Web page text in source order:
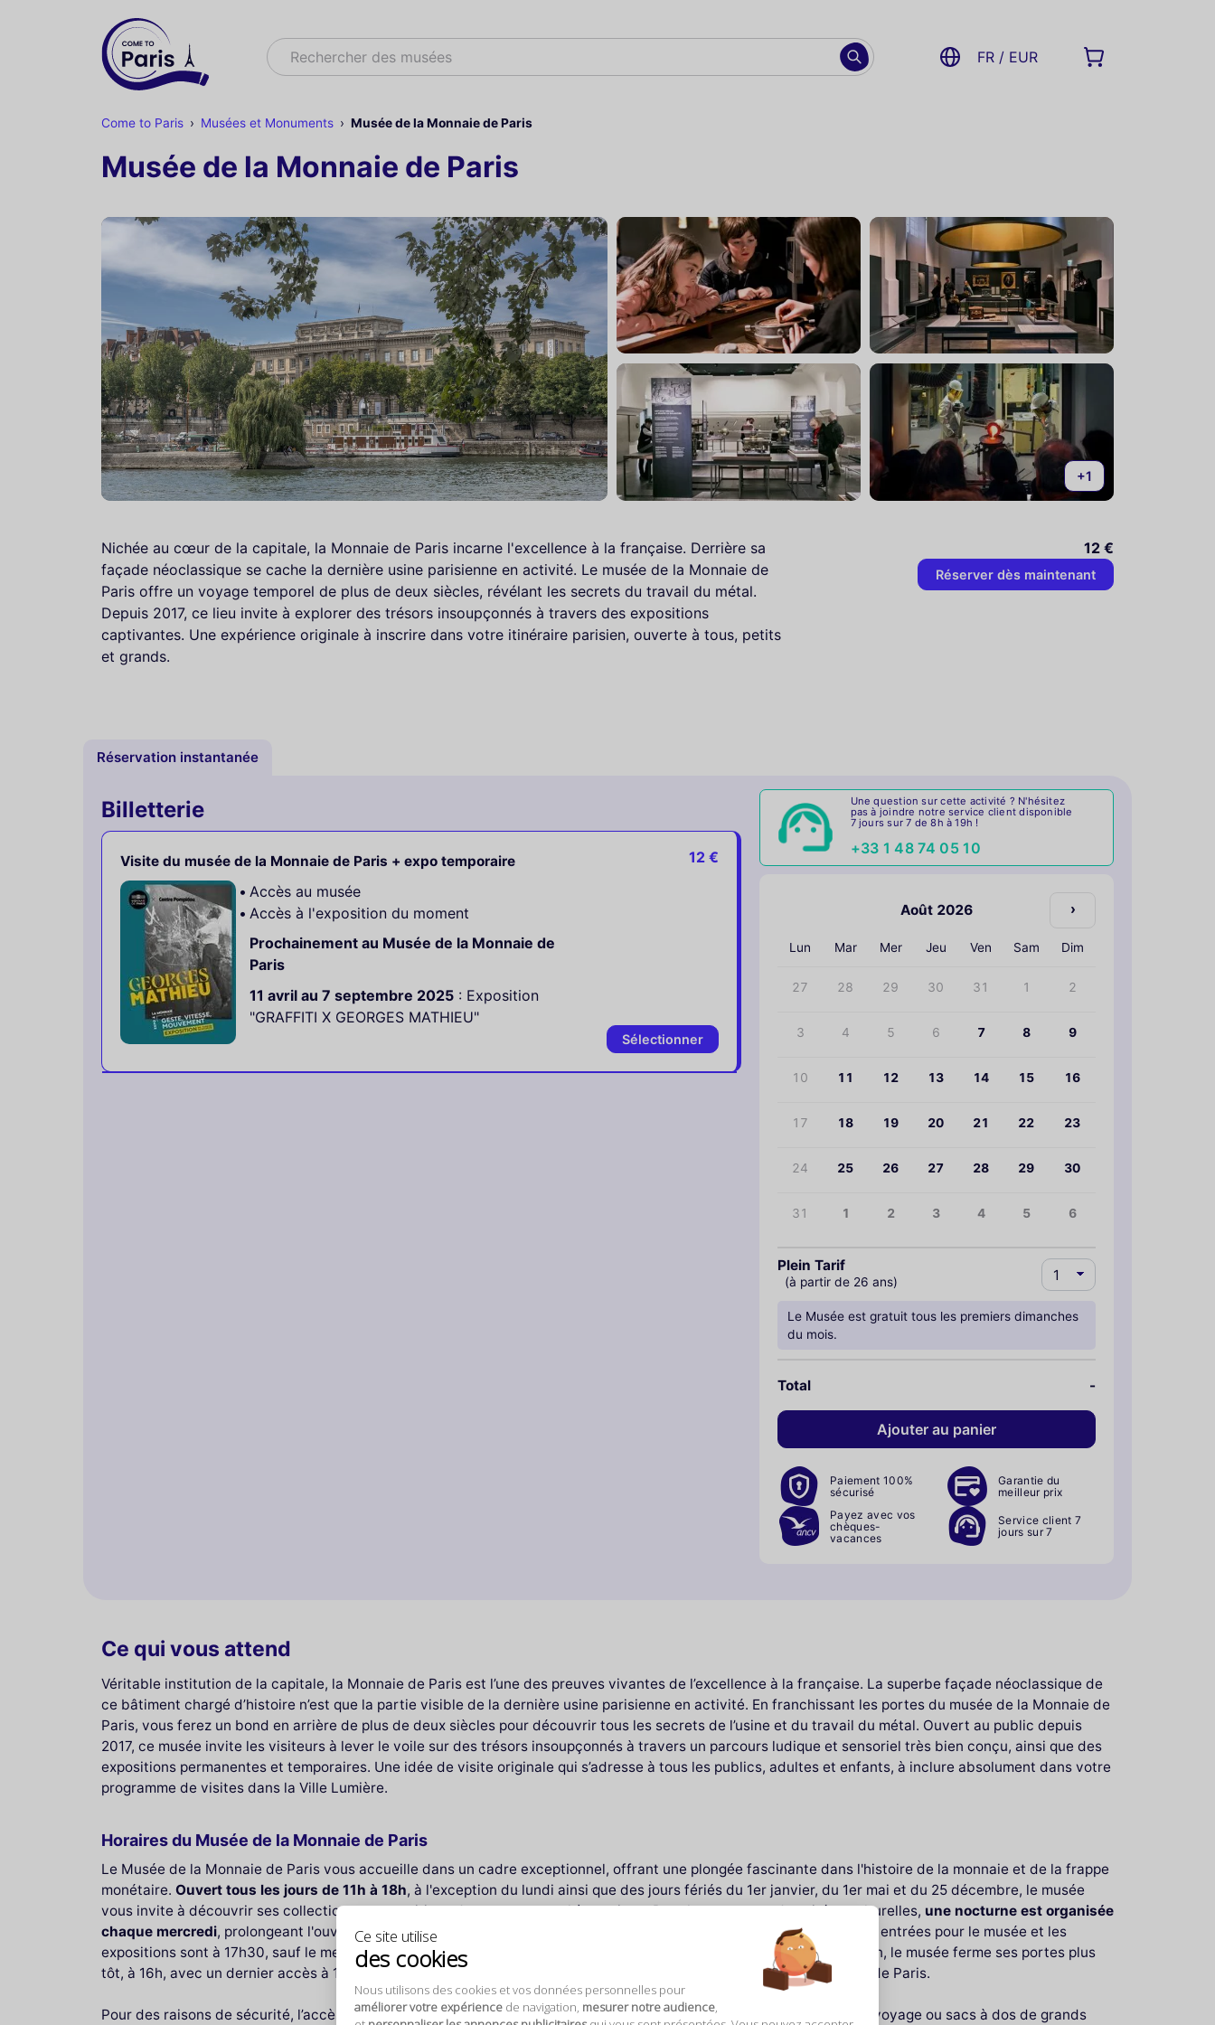
Ce site utilise
des cookies
Nous utilisons des cookies et vos données personnelles pour
améliorer votre expérience de navigation, mesurer notre audience,
Rechercher
Rechercher des musée FR / EUR
Come to Paris Musées et Monuments Musée de la Monnaie de Paris
Musée de la Monnaie de Paris
+1
Nichée au cœur de la capitale, la Monnaie de Paris incarne l'excellence à la française. Derrière sa
façade néoclassique se cache la dernière usine parisienne en activité. Le musée de la Monnaie de
Paris offre un voyage temporel de plus de deux siècles, révélant les secrets du travail du métal.
Depuis 2017, ce lieu invite à explorer des trésors insoupçonnés à travers des expositions
captivantes. Une expérience originale à inscrire dans votre itinéraire parisien, ouverte à tous, petits
et grands.
12 €
Réserver dès maintenant
Une question sur cette activité ? N'hésitez
pas à joindre notre service client disponible
7 jours sur 7 de 8h à 19h !
+33 1 48 74 05 10
Réservation instantanée
Billetterie
Visite du musée de la Monnaie de Paris + expo temporaire
Accès au musée
Accès à l'exposition du moment
Prochainement au Musée de la Monnaie de
Paris
11 avril au 7 septembre 2025 : Exposition
"GRAFFITI X GEORGES MATHIEU"
12 €
Sélectionner
Août 2026 ›
Lun Mar Mer Jeu Ven Sam Dim
27 28 29 30 31 1 2
3 4 5 6 7 8 9
10 11 12 13 14 15 16
17 18 19 20 21 22 23
24 25 26 27 28 29 30
31 1 2 3 4 5 6
Plein Tarif
(à partir de 26 ans)
Le Musée est gratuit tous les premiers dimanches
du mois.
Total -
Ajouter au panier
Paiement 100%
sécurisé
Garantie du
meilleur prix
Payez avec vos
chèques-
vacances
Service client 7
jours sur 7
Ce qui vous attend
Véritable institution de la capitale, la Monnaie de Paris est l’une des preuves vivantes de l’excellence à la française. La superbe façade néoclassique de
ce bâtiment chargé d’histoire n’est que la partie visible de la dernière usine parisienne en activité. En franchissant les portes du musée de la Monnaie de
Paris, vous ferez un bond en arrière de plus de deux siècles pour découvrir tous les secrets de l’usine et du travail du métal. Ouvert au public depuis
2017, ce musée invite les visiteurs à lever le voile sur des trésors insoupçonnés à travers un parcours ludique et sensoriel très bien conçu, ainsi que des
expositions permanentes et temporaires. Une idée de visite originale qui s’adresse à tous les publics, adultes et enfants, à inclure absolument dans votre
programme de visites dans la Ville Lumière.
Horaires du Musée de la Monnaie de Paris
Le Musée de la Monnaie de Paris vous accueille dans un cadre exceptionnel, offrant une plongée fascinante dans l'histoire de la monnaie et de la frappe
monétaire. Ouvert tous les jours de 11h à 18h, à l'exception du lundi ainsi que des jours fériés du 1er janvier, du 1er mai et du 25 décembre, le musée
vous invite à découvrir ses collections et expositions dans une atmosphère unique. Pour les amateurs de soirées culturelles, une nocturne est organisée
chaque mercredi, prolongeant l'ouverture jusqu'à 21h, avec une dernière admission à 20h30. Notez que les dernières entrées pour le musée et les
expositions sont à 17h30, sauf le mercredi où vous pouvez accéder jusqu'à 20h30. Les veilles de Noël et du Nouvel An, le musée ferme ses portes plus
tôt, à 16h, avec un dernier accès à 15h30. Venez vivre une expérience historique et artistique enrichissante au cœur de Paris.
Pour des raisons de sécurité, l’accès au musée et au vestiaire est interdit à tout type de valises, ainsi qu’aux sacs de voyage ou sacs à dos de grands